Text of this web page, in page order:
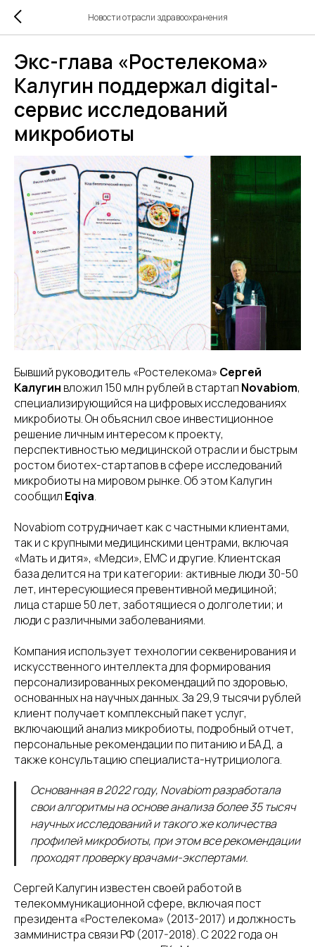
Новости отрасли здравоохранения
Экс-глава «Ростелекома»
Калугин поддержал digital-
сервис исследований
микробиоты
Бывший руководитель «Ростелекома» Сергей
Калугин вложил 150 млн рублей в стартап Novabiom,
специализирующийся на цифровых исследованиях
микробиоты. Он объяснил свое инвестиционное
решение личным интересом к проекту,
перспективностью медицинской отрасли и быстрым
ростом биотех-стартапов в сфере исследований
микробиоты на мировом рынке. Об этом Калугин
сообщил Eqiva.
Novabiom сотрудничает как с частными клиентами,
так и с крупными медицинскими центрами, включая
«Мать и дитя», «Медси», EMC и другие. Клиентская
база делится на три категории: активные люди 30-50
лет, интересующиеся превентивной медициной;
лица старше 50 лет, заботящиеся о долголетии; и
люди с различными заболеваниями.
Компания использует технологии секвенирования и
искусственного интеллекта для формирования
персонализированных рекомендаций по здоровью,
основанных на научных данных. За 29,9 тысячи рублей
клиент получает комплексный пакет услуг,
включающий анализ микробиоты, подробный отчет,
персональные рекомендации по питанию и БАД, а
также консультацию специалиста-нутрициолога.
Основанная в 2022 году, Novabiom разработала
свои алгоритмы на основе анализа более 35 тысяч
научных исследований и такого же количества
профилей микробиоты, при этом все рекомендации
проходят проверку врачами-экспертами.
Сергей Калугин известен своей работой в
телекоммуникационной сфере, включая пост
президента «Ростелекома» (2013-2017) и должность
замминистра связи РФ (2017-2018). С 2022 года он